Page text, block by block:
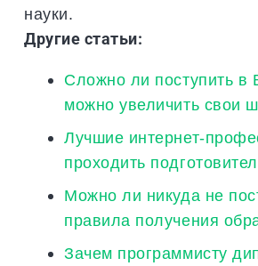
науки.
Другие статьи:
Сложно ли поступить в
можно увеличить свои
Лучшие интернет-
проходить
Можно ли никуда не
правила получения
Зачем программисту